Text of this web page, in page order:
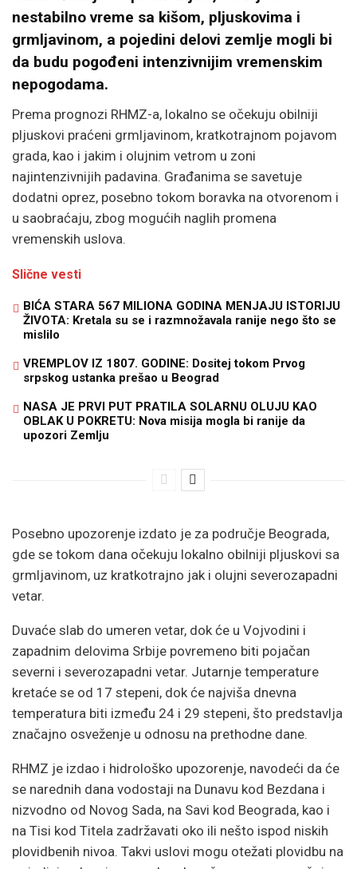
nestabilno vreme sa kišom, pljuskovima i
grmljavinom, a pojedini delovi zemlje mogli bi
da budu pogođeni intenzivnijim vremenskim
nepogodama.
Prema prognozi RHMZ-a, lokalno se očekuju obilniji
pljuskovi praćeni grmljavinom, kratkotrajnom pojavom
grada, kao i jakim i olujnim vetrom u zoni
najintenzivnijih padavina. Građanima se savetuje
dodatni oprez, posebno tokom boravka na otvorenom i
u saobraćaju, zbog mogućih naglih promena
vremenskih uslova.
Slične vesti
BIĆA STARA 567 MILIONA GODINA MENJAJU ISTORIJU
ŽIVOTA: Kretala su se i razmnožavala ranije nego što se
mislilo
VREMPLOV IZ 1807. GODINE: Dositej tokom Prvog
srpskog ustanka prešao u Beograd
NASA JE PRVI PUT PRATILA SOLARNU OLUJU KAO
OBLAK U POKRETU: Nova misija mogla bi ranije da
upozori Zemlju
Posebno upozorenje izdato je za područje Beograda,
gde se tokom dana očekuju lokalno obilniji pljuskovi sa
grmljavinom, uz kratkotrajno jak i olujni severozapadni
vetar.
Duvaće slab do umeren vetar, dok će u Vojvodini i
zapadnim delovima Srbije povremeno biti pojačan
severni i severozapadni vetar. Jutarnje temperature
kretaće se od 17 stepeni, dok će najviša dnevna
temperatura biti između 24 i 29 stepeni, što predstavlja
značajno osveženje u odnosu na prethodne dane.
RHMZ je izdao i hidrološko upozorenje, navodeći da će
se narednih dana vodostaji na Dunavu kod Bezdana i
nizvodno od Novog Sada, na Savi kod Beograda, kao i
na Tisi kod Titela zadržavati oko ili nešto ispod niskih
plovidbenih nivoa. Takvi uslovi mogu otežati plovidbu na